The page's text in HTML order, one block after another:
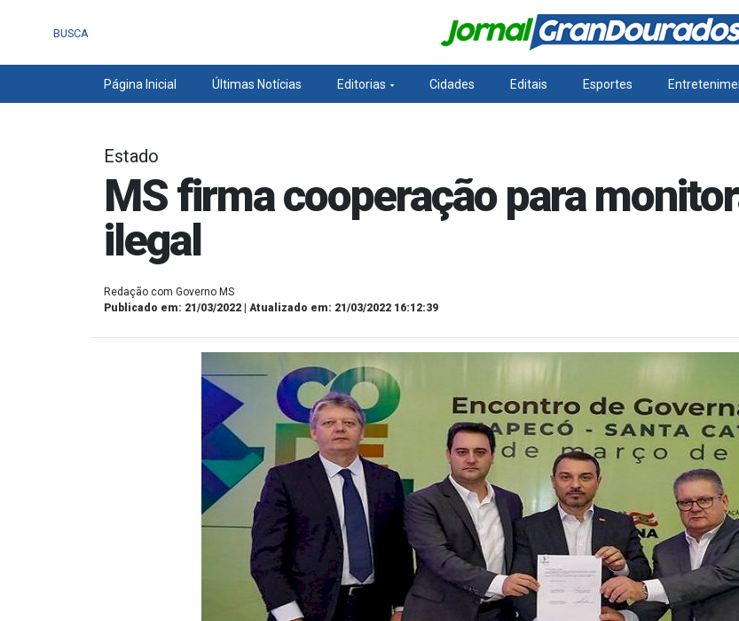
BUSCA
Página Inicial Últimas Notícias Editorias Cidades Editais Esportes
Estado
MS firma cooperação para
ilegal
Redação com Governo MS
Publicado em: 21/03/2022 | Atualizado em: 21/03/2022 16:12:39